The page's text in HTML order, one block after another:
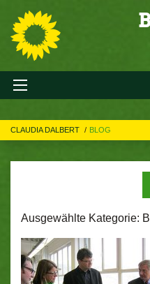
CLAUDIA DALBERT BLOG
Ausgewählte Kategorie: